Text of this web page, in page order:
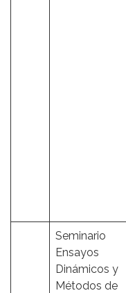
Seminario
Ensayos
Dinámicos y
Métodos de